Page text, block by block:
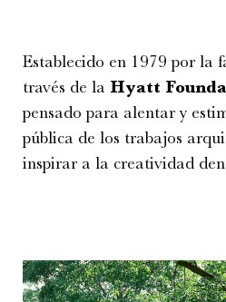
Establecido en 1979 por la
través de la Hyatt
pensado para alentar y
pública de los trabajos
inspirar a la creatividad